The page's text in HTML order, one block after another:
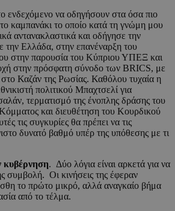
ενδεχόμενο να οδηγήσουν στα όσα πιο
καμπανάκι το οποίο κατά τη γνώμη μου
αντανακλαστικά και οδήγησε την
την Ελλάδα, στην επανέναρξη του
στην παρουσία του Κύπριου ΥΠΕΞ και
στην πρόσφατη σύνοδο των BRICS, με
Καζάν της Ρωσίας. Καθόλου τυχαία η
πολιτικού Μπαχτσελί για
τερματισμό της ένοπλης δράσης του
και διευθέτηση του Κουρδικού
τις συγκυρίες θα πρέπει να τις
δυνατό βαθμό υπέρ της υπόθεσης με τι
κυβέρνηση. Δύο λόγια είναι αρκετά για να
συμβολή. Οι κινήσεις της έφεραν
το πρώτο μικρό, αλλά αναγκαίο βήμα
από το τέλμα.